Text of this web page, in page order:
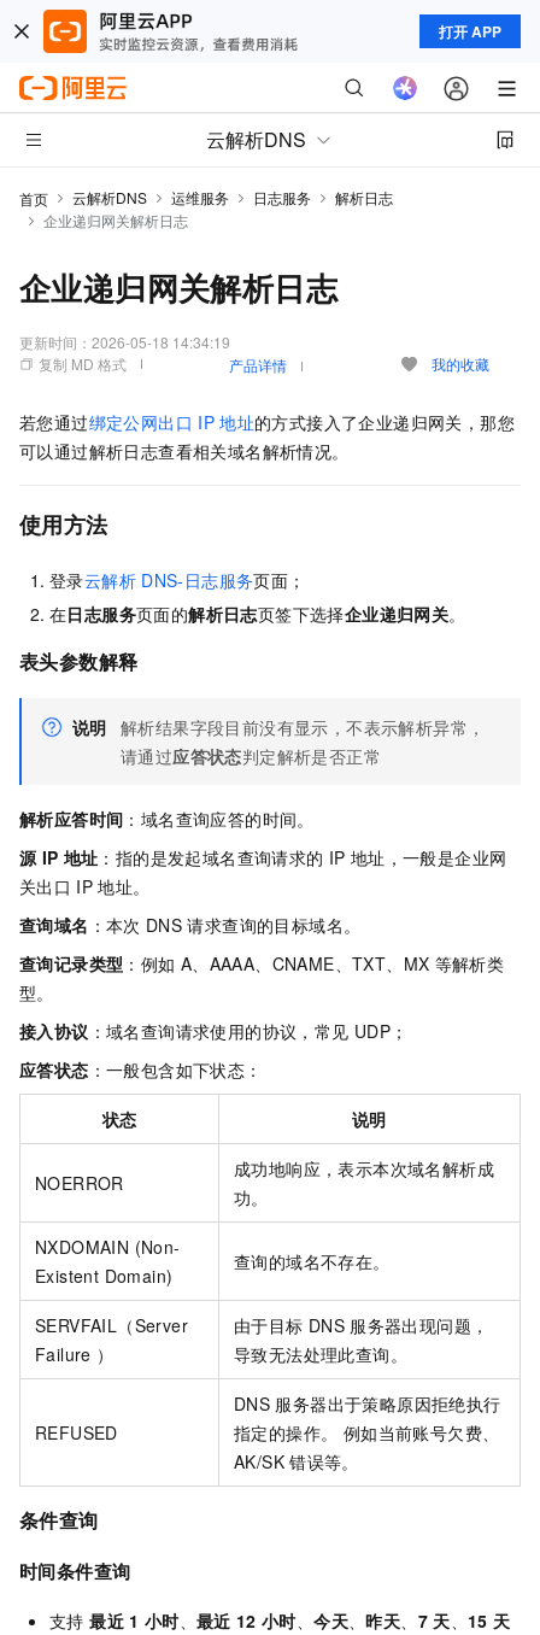
打开 APP
云解析DNS
首页 云解析DNS 运维服务 日志服务
解析日志
企业递归网关解析日志
企业递归网关解析日志
更新时间： 2026-05-18 14:34:19
复制 MD 格式
产品详情 我的收藏
若您通过绑定公网出口 IP 地址的方式接入了企业递归网关，那您
可以通过解析日志查看相关域名解析情况。
使用方法
登录云解析 DNS-日志服务页面；
在日志服务页面的解析日志页签下选择企业递归网关。
表头参数解释
说明 解析结果字段目前没有显示，不表示解析异常，
请通过应答状态判定解析是否正常
解析应答时间 ：域名查询应答的时间。
源 IP 地址 ：指的是发起域名查询请求的 IP 地址，一般是企业网
关出口 IP 地址。
查询域名 ：本次 DNS 请求查询的目标域名。
查询记录类型 ：例如 A、AAAA、CNAME、TXT、MX 等解析类
型。
接入协议 ：域名查询请求使用的协议，常见 UDP；
应答状态 ：一般包含如下状态：
状态 说明
NOERROR
成功地响应，表示本次域名解析成
功。
NXDOMAIN (Non-
Existent Domain)
查询的域名不存在。
SERVFAIL（Server
Failure ）
由于目标 DNS 服务器出现问题，
导致无法处理此查询。
REFUSED
DNS 服务器出于策略原因拒绝执行
指定的操作。 例如当前账号欠费、
AK/SK 错误等。
条件查询
时间条件查询
支持最近 1 小时、最近 12 小时、今天、昨天、 7 天、 15 天